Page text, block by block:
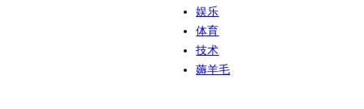
娱乐
体育
技术
薅羊毛